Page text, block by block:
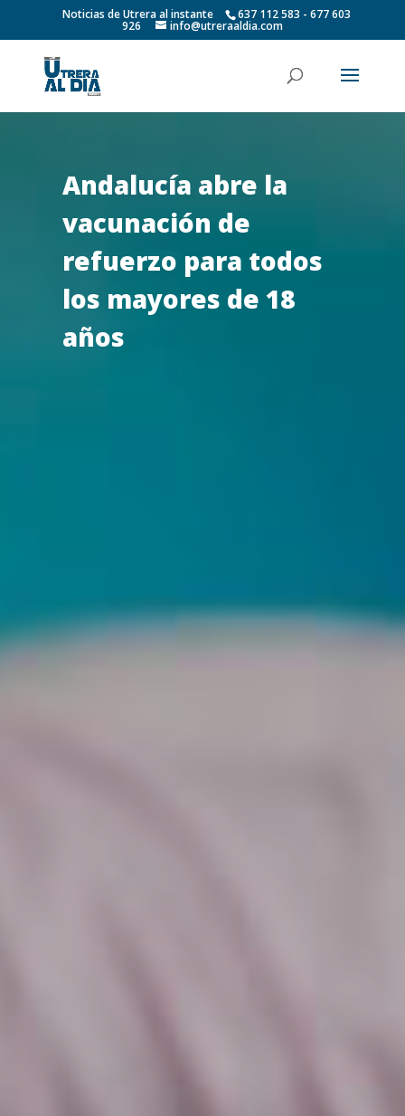
Noticias de Utrera al instante 637 112 583 - 677 603
926 info@utreraaldia.com
Andalucía abre la
vacunación de
refuerzo para todos
los mayores de 18
años